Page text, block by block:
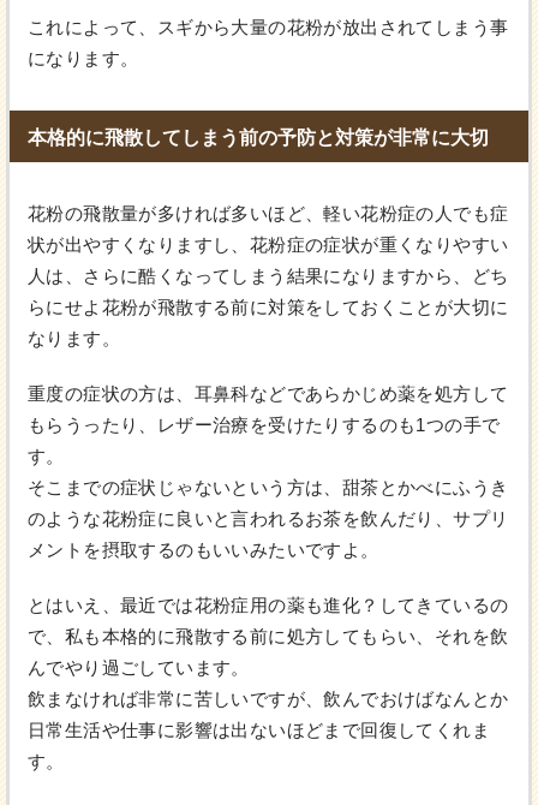
これによって、スギから大量の花粉が放出されてしまう事
になります。
本格的に飛散してしまう前の予防と対策が非常に大切
花粉の飛散量が多ければ多いほど、軽い花粉症の人でも症
状が出やすくなりますし、花粉症の症状が重くなりやすい
人は、さらに酷くなってしまう結果になりますから、どち
らにせよ花粉が飛散する前に対策をしておくことが大切に
なります。
重度の症状の方は、耳鼻科などであらかじめ薬を処方して
もらうったり、レザー治療を受けたりするのも1つの手で
す。
そこまでの症状じゃないという方は、甜茶とかべにふうき
のような花粉症に良いと言われるお茶を飲んだり、サプリ
メントを摂取するのもいいみたいですよ。
とはいえ、最近では花粉症用の薬も進化？してきているの
で、私も本格的に飛散する前に処方してもらい、それを飲
んでやり過ごしています。
飲まなければ非常に苦しいですが、飲んでおけばなんとか
日常生活や仕事に影響は出ないほどまで回復してくれま
す。